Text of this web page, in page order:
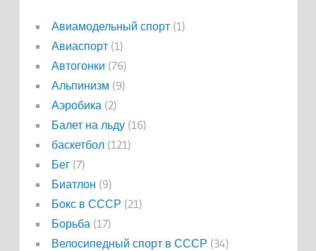
Авиамодельный спорт(1)
Авиаспорт(1)
Автогонки (76)
Альпинизм (9)
Аэробика (2)
Балет на льду(16)
баскетбол(121)
Бег(7)
Биатлон (9)
Бокс в СССР (21)
Борьба (17)
Велосипедный спорт в СССР (34)